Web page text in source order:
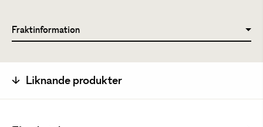
Fraktinformation
Liknande produkter